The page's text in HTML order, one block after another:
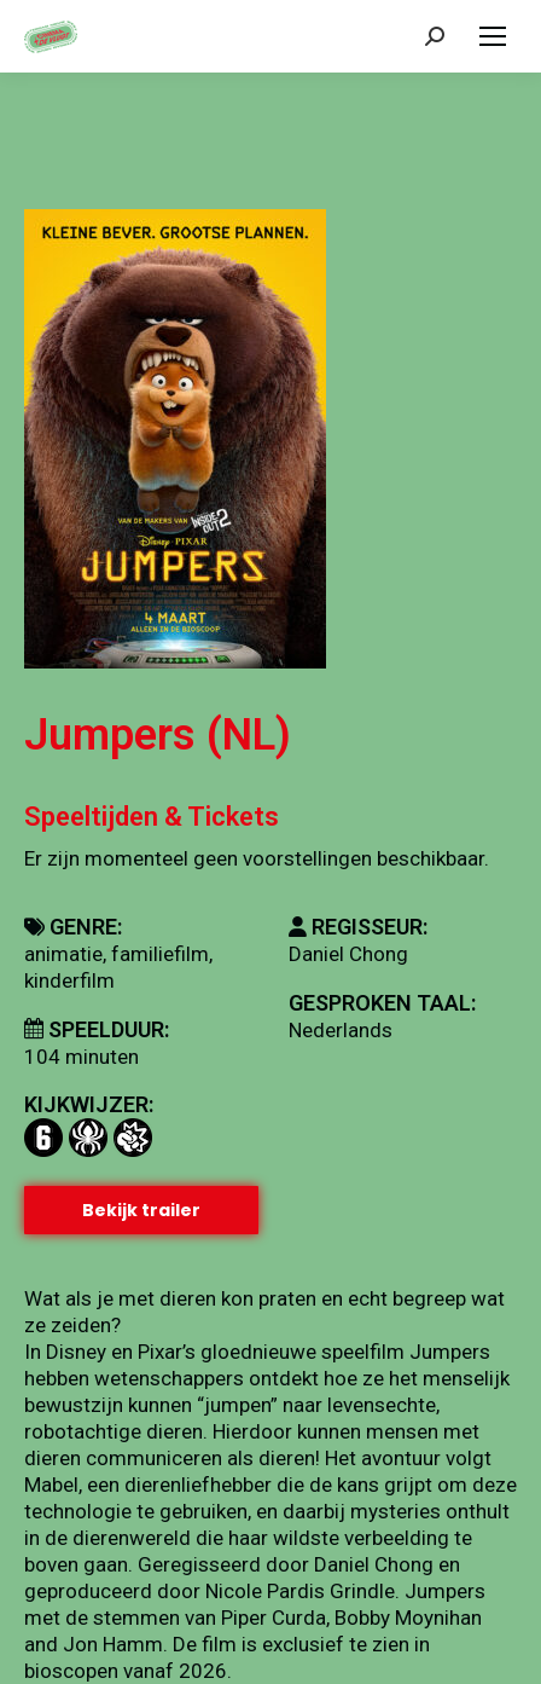
Zoeken:
Jumpers (NL)
Speeltijden & Tickets
Er zijn momenteel geen voorstellingen beschikbaar.
GENRE:
animatie, familiefilm,
kinderfilm
SPEELDUUR:
104 minuten
KIJKWIJZER:
REGISSEUR:
Daniel Chong
GESPROKEN TAAL:
Nederlands
Bekijk trailer
Wat als je met dieren kon praten en echt begreep wat
ze zeiden?
In Disney en Pixar’s gloednieuwe speelfilm Jumpers
hebben wetenschappers ontdekt hoe ze het menselijk
bewustzijn kunnen “jumpen” naar levensechte,
robotachtige dieren. Hierdoor kunnen mensen met
dieren communiceren als dieren! Het avontuur volgt
Mabel, een dierenliefhebber die de kans grijpt om deze
technologie te gebruiken, en daarbij mysteries onthult
in de dierenwereld die haar wildste verbeelding te
boven gaan. Geregisseerd door Daniel Chong en
geproduceerd door Nicole Pardis Grindle. Jumpers
met de stemmen van Piper Curda, Bobby Moynihan
and Jon Hamm. De film is exclusief te zien in
bioscopen vanaf 2026.